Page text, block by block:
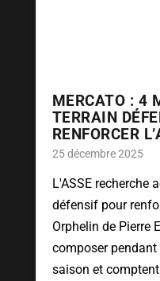
MERCATO : 4
TERRAIN
RENFORCER
25 décembre 2025
L'ASSE recherche
défensif pour
Orphelin de Pierre
composer
saison et